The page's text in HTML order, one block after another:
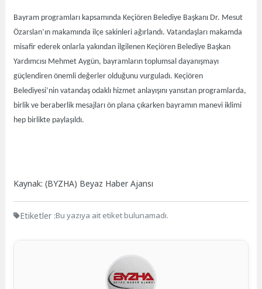
Bayram programları kapsamında Keçiören Belediye Başkanı Dr. Mesut
Özarslan’ın makamında ilçe sakinleri ağırlandı. Vatandaşları makamda
misafir ederek onlarla yakından ilgilenen Keçiören Belediye Başkan
Yardımcısı Mehmet Aygün, bayramların toplumsal dayanışmayı
güçlendiren önemli değerler olduğunu vurguladı. Keçiören
Belediyesi’nin vatandaş odaklı hizmet anlayışını yansıtan programlarda,
birlik ve beraberlik mesajları ön plana çıkarken bayramın manevi iklimi
hep birlikte paylaşıldı.
Kaynak: (BYZHA) Beyaz Haber Ajansı
Etiketler :Bu yazıya ait etiket bulunamadı.